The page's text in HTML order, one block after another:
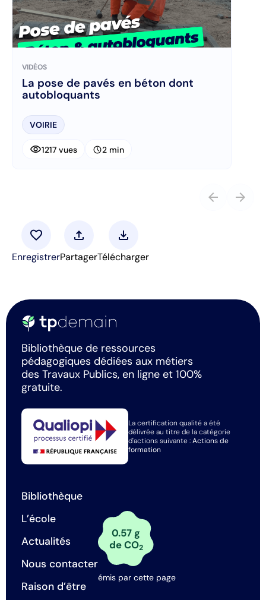
VIDÉOS
La pose de pavés en béton dont
autobloquants
VOIRIE
visibility1217 vues schedule2 min
arrow_back arrow_forward
favorite
Enregistrer
upload
Partager
download
Télécharger
Bibliothèque de ressources
pédagogiques dédiées aux métiers
des Travaux Publics, en ligne et 100%
gratuite.
La certification qualité a été
délivrée au titre de la catégorie
d'actions suivante :Actions de
formation
Bibliothèque
L’école
Actualités
Nous contacter
Raison d’être
0.57 g
de CO2
émis par cette page